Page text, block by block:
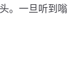
。一旦听到嗡